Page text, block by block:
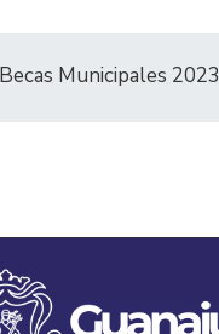
Municipales 2023